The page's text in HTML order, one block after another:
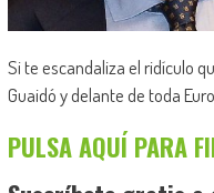
Si te escandaliza el ridículo
Guaidó y delante de toda
PULSA AQUÍ PARA